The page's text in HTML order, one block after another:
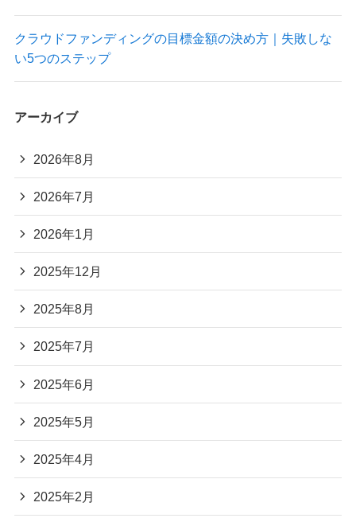
クラウドファンディングの目標金額の決め方｜失敗しな
い5つのステップ
アーカイブ
2026年8月
2026年7月
2026年1月
2025年12月
2025年8月
2025年7月
2025年6月
2025年5月
2025年4月
2025年2月